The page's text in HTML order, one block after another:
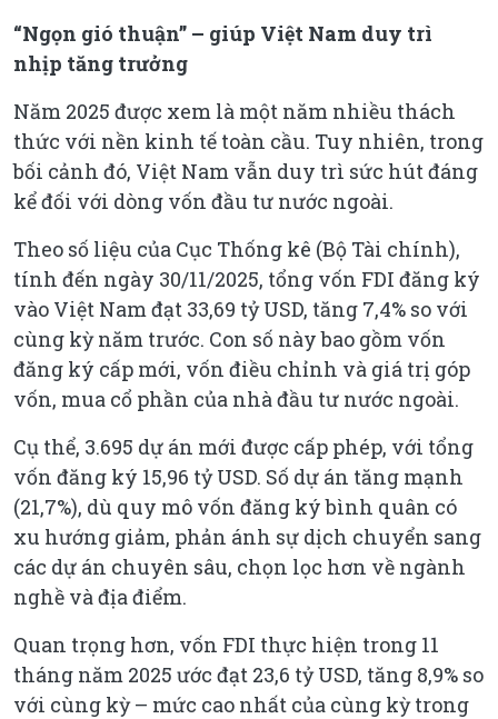
“Ngọn gió thuận” – giúp Việt Nam duy trì
nhịp tăng trưởng
Năm 2025 được xem là một năm nhiều thách
thức với nền kinh tế toàn cầu. Tuy nhiên, trong
bối cảnh đó, Việt Nam vẫn duy trì sức hút đáng
kể đối với dòng vốn đầu tư nước ngoài.
Theo số liệu của Cục Thống kê (Bộ Tài chính),
tính đến ngày 30/11/2025, tổng vốn FDI đăng ký
vào Việt Nam đạt 33,69 tỷ USD, tăng 7,4% so với
cùng kỳ năm trước. Con số này bao gồm vốn
đăng ký cấp mới, vốn điều chỉnh và giá trị góp
vốn, mua cổ phần của nhà đầu tư nước ngoài.
Cụ thể, 3.695 dự án mới được cấp phép, với tổng
vốn đăng ký 15,96 tỷ USD. Số dự án tăng mạnh
(21,7%), dù quy mô vốn đăng ký bình quân có
xu hướng giảm, phản ánh sự dịch chuyển sang
các dự án chuyên sâu, chọn lọc hơn về ngành
nghề và địa điểm.
Quan trọng hơn, vốn FDI thực hiện trong 11
tháng năm 2025 ước đạt 23,6 tỷ USD, tăng 8,9% so
với cùng kỳ – mức cao nhất của cùng kỳ trong